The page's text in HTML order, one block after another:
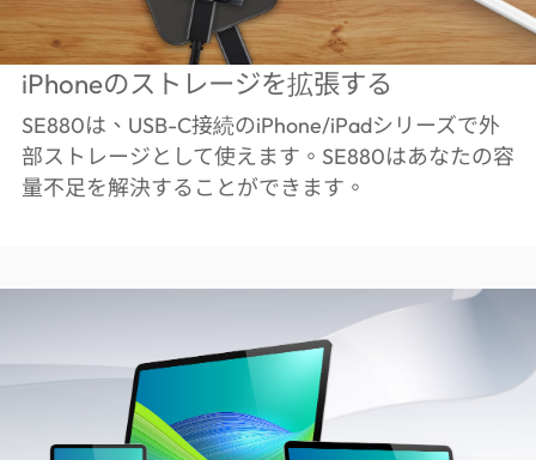
iPhoneのストレージを拡張する
SE880は、USB-C接続のiPhone/iPadシリーズで外
部ストレージとして使えます。SE880はあなたの容
量不足を解決することができます。